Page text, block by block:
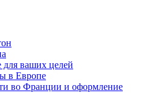
ваших целей
в Европе
во Франции и оформление